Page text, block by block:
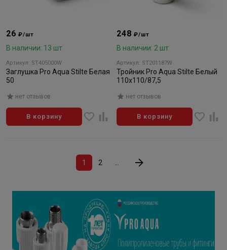
26₽/шт
В наличии: 13 шт
Артикул: ST405000W
Заглушка Pro Aqua Stilte Белая
50
нет отзывов
В корзину
248₽/шт
В наличии: 2 шт
Артикул: ST201187W
Тройник Pro Aqua Stilte Белый
110x110/87,5
нет отзывов
В корзину
1 2